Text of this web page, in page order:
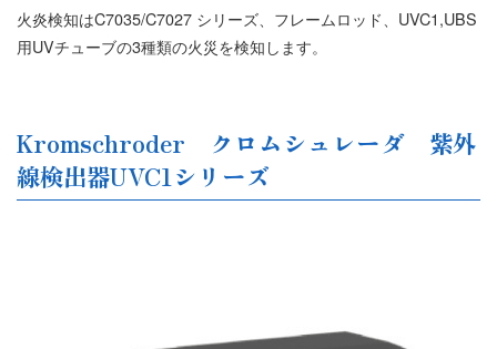
火炎検知はC7035/C7027 シリーズ、フレームロッド、UVC1,UBS
用UVチューブの3種類の火災を検知します。
Kromschroder クロムシュレーダ 紫外
線検出器UVC1シリーズ